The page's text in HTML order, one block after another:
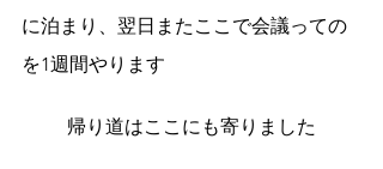
に泊まり、翌日またここで会議っての
を1週間やります
帰り道はここにも寄りました